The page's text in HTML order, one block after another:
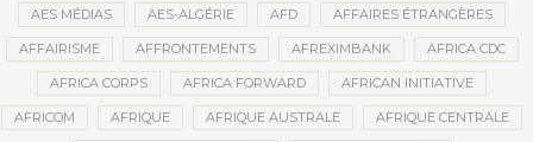
AES MÉDIAS AES-ALGÉRIE AFD AFFAIRES ÉTRANGÈRES
AFFAIRISME AFFRONTEMENTS AFREXIMBANK AFRICA CDC
AFRICA CORPS AFRICA FORWARD AFRICAN INITIATIVE
AFRICOM AFRIQUE AFRIQUE AUSTRALE AFRIQUE CENTRALE